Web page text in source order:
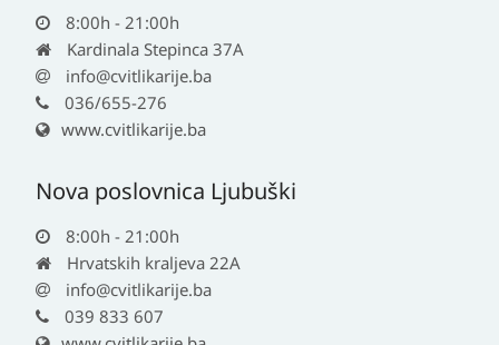
8:00h - 21:00h
Kardinala Stepinca 37A
info@cvitlikarije.ba
036/655-276
www.cvitlikarije.ba
Nova poslovnica Ljubuški
8:00h - 21:00h
Hrvatskih kraljeva 22A
info@cvitlikarije.ba
039 833 607